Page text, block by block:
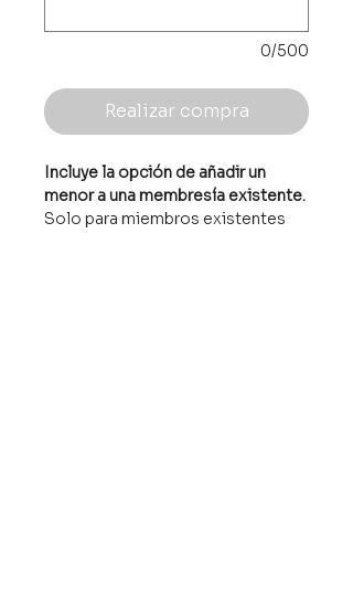
0/500
Realizar compra
Incluye la opción de añadir un
menor a una membresía existente.
Solo para miembros existentes